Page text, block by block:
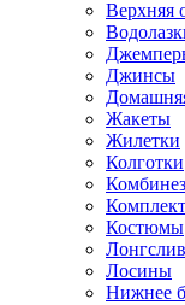
Верхняя
Джинсы
Жакеты
Жилетки
Колготки
Костюмы
Лосины
Нижнее